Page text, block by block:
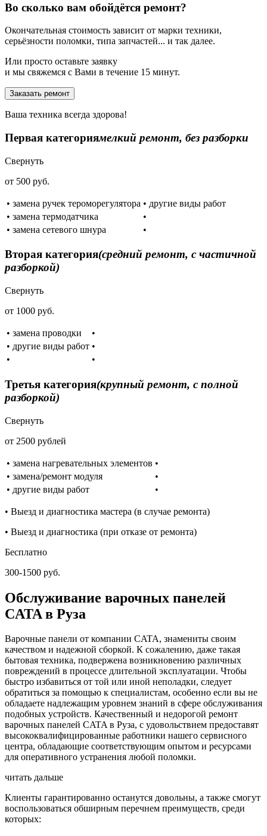
Во сколько вам обойдётся ремонт?
Окончательная стоимость зависит от марки техники,
серьёзности поломки, типа запчастей... и так далее.
Или просто оставьте заявку
и мы свяжемся с Вами в течение 15 минут.
Заказать ремонт
Ваша техника всегда здорова!
Первая категориямелкий ремонт, без разборки
Свернуть
от 500 руб.
• замена ручек тероморегулятора • другие виды работ
• замена термодатчика
•
• замена сетевого шнура
•
Вторая категория(средний ремонт, с частичной
разборкой)
Свернуть
от 1000 руб.
• замена проводки
•
• другие виды работ •
•
•
Третья категория(крупный ремонт, с полной
разборкой)
Свернуть
от 2500 рублей
• замена нагревательных элементов •
• замена/ремонт модуля
•
• другие виды работ
•
• Выезд и диагностика мастера (в случае ремонта)
• Выезд и диагностика (при отказе от ремонта)
Бесплатно
300-1500 руб.
Обслуживание варочных панелей
CATA в Руза
Варочные панели от компании CATA, знамениты своим
качеством и надежной сборкой. К сожалению, даже такая
бытовая техника, подвержена возникновению различных
повреждений в процессе длительной эксплуатации. Чтобы
быстро избавиться от той или иной неполадки, следует
обратиться за помощью к специалистам, особенно если вы не
обладаете надлежащим уровнем знаний в сфере обслуживания
подобных устройств. Качественный и недорогой ремонт
варочных панелей CATA в Руза, с удовольствием предоставят
высококвалифицированные работники нашего сервисного
центра, обладающие соответствующим опытом и ресурсами
для оперативного устранения любой поломки.
читать дальше
Клиенты гарантированно останутся довольны, а также смогут
воспользоваться обширным перечнем преимуществ, среди
которых: